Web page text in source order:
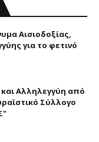
Aισιοδοξίας,
για το φετινό
Aλληλεγγύη από
Σύλλογο